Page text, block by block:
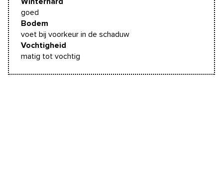
goed
Bodem
voet bij voorkeur in de schaduw
Vochtigheid
matig tot vochtig